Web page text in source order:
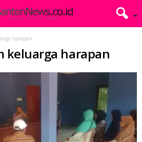
harapan
keluarga harapan